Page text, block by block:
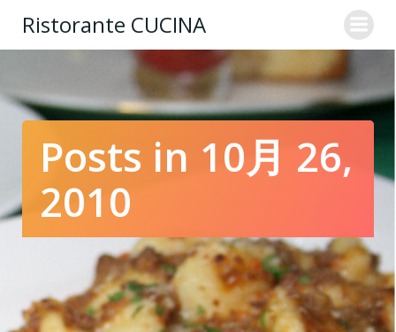
ン
テ
ン
ツ
へ
キ
Ristorante CUCINA
Posts in 10月 26,
2010